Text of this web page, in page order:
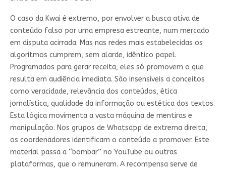
O caso da Kwai é extremo, por envolver a busca ativa de
conteúdo falso por uma empresa estreante, num mercado
em disputa acirrada. Mas nas redes mais estabelecidas os
algoritmos cumprem, sem alarde, idêntico papel.
Programados para gerar receita, eles só promovem o que
resulta em audiência imediata. São insensíveis a conceitos
como veracidade, relevância dos conteúdos, ética
jornalística, qualidade da informação ou estética dos textos.
Esta lógica movimenta a vasta máquina de mentiras e
manipulação. Nos grupos de Whatsapp de extrema direita,
os coordenadores identificam o conteúdo a promover. Este
material passa a “bombar” no YouTube ou outras
plataformas, que o remuneram. A recompensa serve de